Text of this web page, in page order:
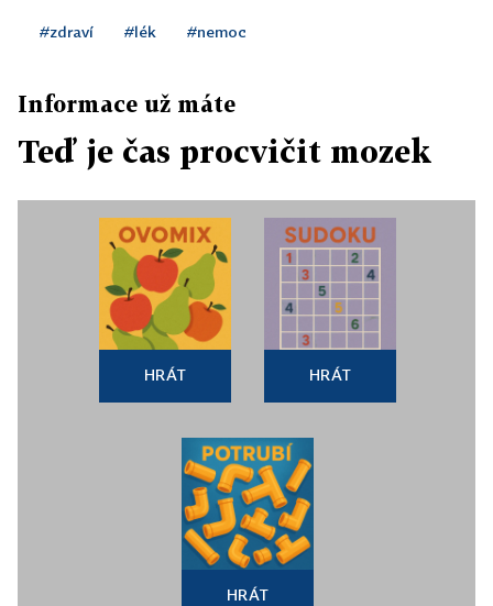
#zdraví #lék #nemoc
Informace už máte
Teď je čas procvičit mozek
HRÁT HRÁT
HRÁT